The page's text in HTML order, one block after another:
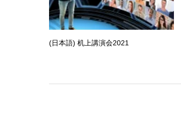
(日本語) 机上講演会2021